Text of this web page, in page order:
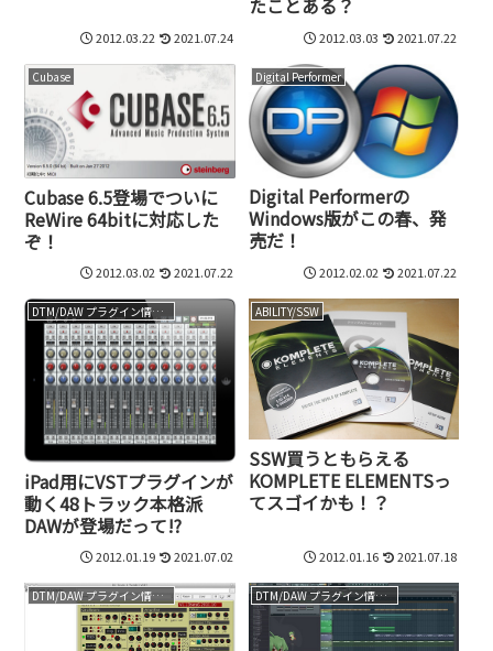
2012.03.22 2021.07.24
たことある？
2012.03.03 2021.07.22
Cubase
Cubase 6.5登場でついに
ReWire 64bitに対応した
ぞ！
2012.03.02 2021.07.22
Digital Performer
Digital Performerの
Windows版がこの春、発
売だ！
2012.02.02 2021.07.22
DTM/DAW プラグイン情報（VST AU AAX）
iPad用にVSTプラグインが
動く48トラック本格派
DAWが登場だって!?
2012.01.19 2021.07.02
ABILITY/SSW
SSW買うともらえる
KOMPLETE ELEMENTSっ
てスゴイかも！？
2012.01.16 2021.07.18
DTM/DAW プラグイン情報（VST AU AAX） DTM/DAW プラグイン情報（VST AU AAX）